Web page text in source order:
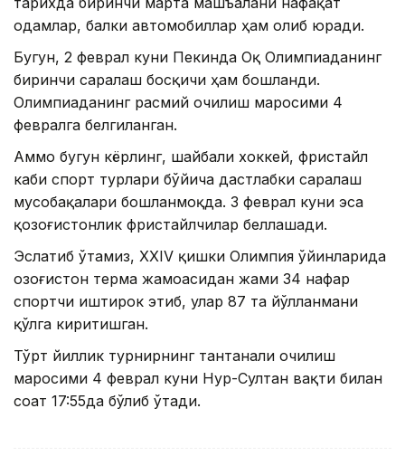
одамлар, балки автомобиллар ҳам олиб юради.
Бугун, 2 феврал куни Пекинда Оқ Олимпиаданинг
биринчи саралаш босқичи ҳам бошланди.
Олимпиаданинг расмий очилиш маросими 4
февралга белгиланган.
Аммо бугун кёрлинг, шайбали хоккей, фристайл
каби спорт турлари бўйича дастлабки саралаш
мусобақалари бошланмоқда. 3 феврал куни эса
қозоғистонлик фристайлчилар беллашади.
Эслатиб ўтамиз, XXIV қишки Олимпия ўйинларида
Қозоғистон терма жамоасидан жами 34 нафар
спортчи иштирок этиб, улар 87 та йўлланмани
қўлга киритишган.
Тўрт йиллик турнирнинг тантанали очилиш
маросими 4 феврал куни Нур-Султан вақти билан
соат 17:55да бўлиб ўтади.